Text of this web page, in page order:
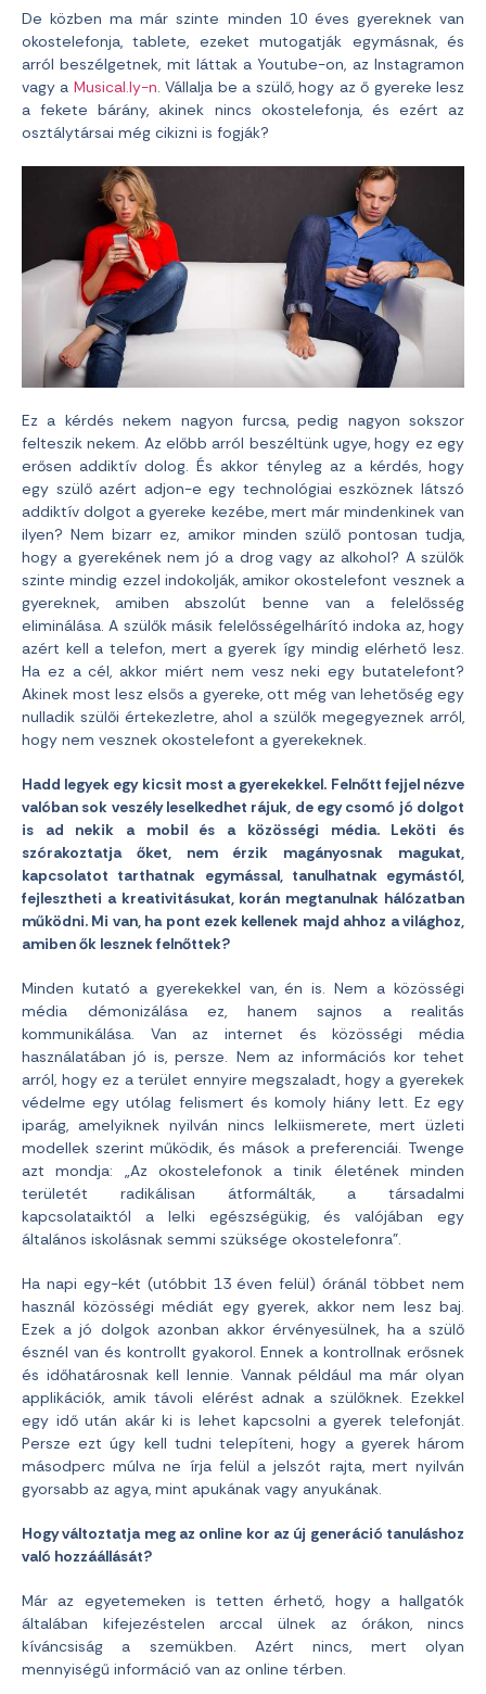
De közben ma már szinte minden 10 éves gyereknek van
okostelefonja, tablete, ezeket mutogatják egymásnak, és
arról beszélgetnek, mit láttak a Youtube-on, az Instagramon
vagy a Musical.ly-n. Vállalja be a szülő, hogy az ő gyereke lesz
a fekete bárány, akinek nincs okostelefonja, és ezért az
osztálytársai még cikizni is fogják?
Ez a kérdés nekem nagyon furcsa, pedig nagyon sokszor
felteszik nekem. Az előbb arról beszéltünk ugye, hogy ez egy
erősen addiktív dolog. És akkor tényleg az a kérdés, hogy
egy szülő azért adjon-e egy technológiai eszköznek látszó
addiktív dolgot a gyereke kezébe, mert már mindenkinek van
ilyen? Nem bizarr ez, amikor minden szülő pontosan tudja,
hogy a gyerekének nem jó a drog vagy az alkohol? A szülők
szinte mindig ezzel indokolják, amikor okostelefont vesznek a
gyereknek, amiben abszolút benne van a felelősség
eliminálása. A szülők másik felelősségelhárító indoka az, hogy
azért kell a telefon, mert a gyerek így mindig elérhető lesz.
Ha ez a cél, akkor miért nem vesz neki egy butatelefont?
Akinek most lesz elsős a gyereke, ott még van lehetőség egy
nulladik szülői értekezletre, ahol a szülők megegyeznek arról,
hogy nem vesznek okostelefont a gyerekeknek.
Hadd legyek egy kicsit most a gyerekekkel. Felnőtt fejjel nézve
valóban sok veszély leselkedhet rájuk, de egy csomó jó dolgot
is ad nekik a mobil és a közösségi média. Leköti és
szórakoztatja őket, nem érzik magányosnak magukat,
kapcsolatot tarthatnak egymással, tanulhatnak egymástól,
fejlesztheti a kreativitásukat, korán megtanulnak hálózatban
működni. Mi van, ha pont ezek kellenek majd ahhoz a világhoz,
amiben ők lesznek felnőttek?
Minden kutató a gyerekekkel van, én is. Nem a közösségi
média démonizálása ez, hanem sajnos a realitás
kommunikálása. Van az internet és közösségi média
használatában jó is, persze. Nem az információs kor tehet
arról, hogy ez a terület ennyire megszaladt, hogy a gyerekek
védelme egy utólag felismert és komoly hiány lett. Ez egy
iparág, amelyiknek nyilván nincs lelkiismerete, mert üzleti
modellek szerint működik, és mások a preferenciái. Twenge
azt mondja: „Az okostelefonok a tinik életének minden
területét radikálisan átformálták, a társadalmi
kapcsolataiktól a lelki egészségükig, és valójában egy
általános iskolásnak semmi szüksége okostelefonra”.
Ha napi egy-két (utóbbit 13 éven felül) óránál többet nem
használ közösségi médiát egy gyerek, akkor nem lesz baj.
Ezek a jó dolgok azonban akkor érvényesülnek, ha a szülő
észnél van és kontrollt gyakorol. Ennek a kontrollnak erősnek
és időhatárosnak kell lennie. Vannak például ma már olyan
applikációk, amik távoli elérést adnak a szülőknek. Ezekkel
egy idő után akár ki is lehet kapcsolni a gyerek telefonját.
Persze ezt úgy kell tudni telepíteni, hogy a gyerek három
másodperc múlva ne írja felül a jelszót rajta, mert nyilván
gyorsabb az agya, mint apukának vagy anyukának.
Hogy változtatja meg az online kor az új generáció tanuláshoz
való hozzáállását?
Már az egyetemeken is tetten érhető, hogy a hallgatók
általában kifejezéstelen arccal ülnek az órákon, nincs
kíváncsiság a szemükben. Azért nincs, mert olyan
mennyiségű információ van az online térben.